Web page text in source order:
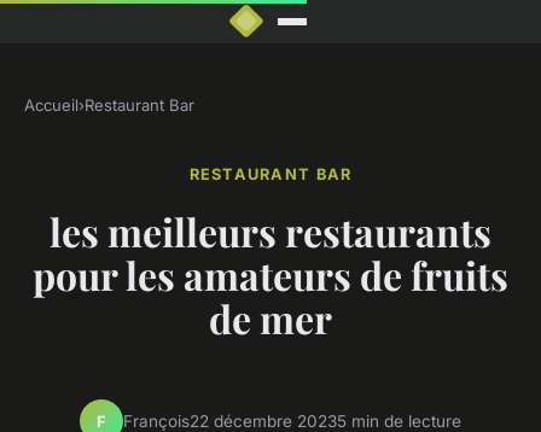
Accueil›Restaurant Bar
RESTAURANT BAR
les meilleurs restaurants
pour les amateurs de fruits
de mer
F François22 décembre 20235 min de lecture